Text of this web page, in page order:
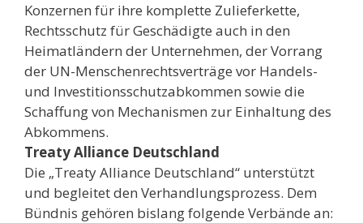
Konzernen für ihre komplette Zulieferkette,
Rechtsschutz für Geschädigte auch in den
Heimatländern der Unternehmen, der Vorrang
der UN-Menschenrechtsverträge vor Handels-
und Investitionsschutzabkommen sowie die
Schaffung von Mechanismen zur Einhaltung des
Abkommens.
Treaty Alliance Deutschland
Die „Treaty Alliance Deutschland“ unterstützt
und begleitet den Verhandlungsprozess. Dem
Bündnis gehören bislang folgende Verbände an: